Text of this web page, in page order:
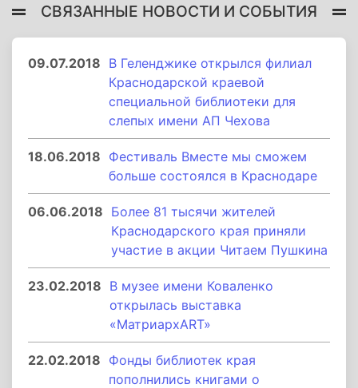
СВЯЗАННЫЕ НОВОСТИ И СОБЫТИЯ
09.07.2018 В Геленджике открылся филиал
Краснодарской краевой
специальной библиотеки для
слепых имени АП Чехова
18.06.2018 Фестиваль Вместе мы сможем
больше состоялся в Краснодаре
06.06.2018 Более 81 тысячи жителей
Краснодарского края приняли
участие в акции Читаем Пушкина
23.02.2018 В музее имени Коваленко
открылась выставка
«МатриархАRТ»
22.02.2018 Фонды библиотек края
пополнились книгами о